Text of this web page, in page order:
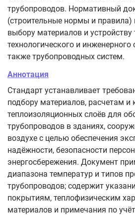
трубопроводов. Нормативный
(строительные нормы и
выбору материалов и устройству
технологического и инженерного
также трубопроводных систем.
Аннотация
Стандарт устанавливает
подбору материалов, расчетам и
теплоизоляционных слоёв для
трубопроводов в зданиях,
воздухе с целью обеспечения
надёжности, безопасности
энергосбережения. Документ
диапазона температур и типов
трубопроводов; содержит
покрытиям, теплофизическим
материалов и примечания по